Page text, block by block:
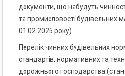
документи, що набудуть
та промисловості будівельних
01.02.2026 року)
Перелік чинних будівельних
стандартів, нормативних та
дорожнього господарства